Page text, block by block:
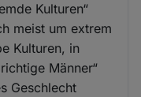
Kulturen“
meist um extrem
Kulturen, in
Männer“
Geschlecht